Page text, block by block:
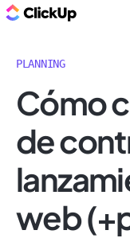
PLANNING
Cómo
de
web